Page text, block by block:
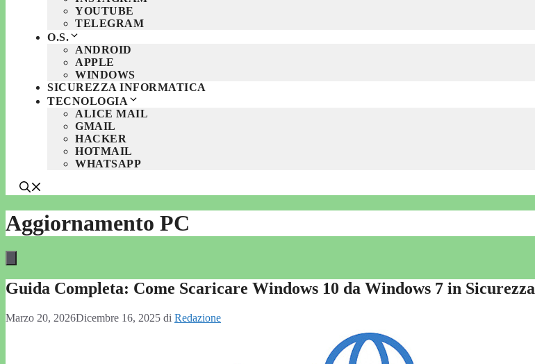
YOUTUBE
TELEGRAM
O.S.
ANDROID
APPLE
WINDOWS
SICUREZZA INFORMATICA
TECNOLOGIA
ALICE MAIL
GMAIL
HACKER
HOTMAIL
WHATSAPP
Aggiornamento PC
Guida Completa: Come Scaricare Windows 10 da Windows 7 in Sicurezza
Marzo 20, 2026Dicembre 16, 2025 di Redazione